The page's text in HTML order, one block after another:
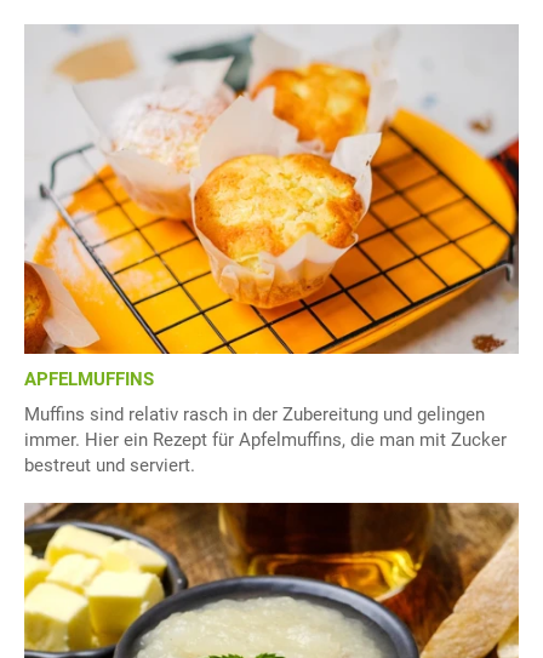
APFELMUFFINS
Muffins sind relativ rasch in der Zubereitung und gelingen
immer. Hier ein Rezept für Apfelmuffins, die man mit Zucker
bestreut und serviert.